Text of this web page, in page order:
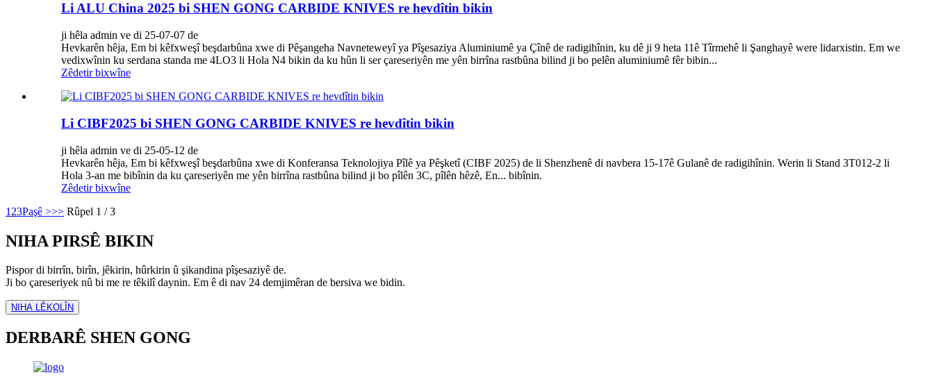
Li ALU China 2025 bi SHEN GONG CARBIDE KNIVES re hevdîtin bikin
ji hêla admin ve di 25-07-07 de
Hevkarên hêja, Em bi kêfxweşî beşdarbûna xwe di Pêşangeha Navneteweyî ya Pîşesaziya Aluminiumê ya Çînê de radigihînin, ku dê ji 9 heta 11ê Tîrmehê li Şanghayê were lidarxistin. Em we
vedixwînin ku serdana standa me 4LO3 li Hola N4 bikin da ku hûn li ser çareseriyên me yên birrîna rastbûna bilind ji bo pelên aluminiumê fêr bibin...
Zêdetir bixwîne
Li CIBF2025 bi SHEN GONG CARBIDE KNIVES re hevdîtin bikin
ji hêla admin ve di 25-05-12 de
Hevkarên hêja, Em bi kêfxweşî beşdarbûna xwe di Konferansa Teknolojiya Pîlê ya Pêşketî (CIBF 2025) de li Shenzhenê di navbera 15-17ê Gulanê de radigihînin. Werin li Stand 3T012-2 li
Hola 3-an me bibînin da ku çareseriyên me yên birrîna rastbûna bilind ji bo pîlên 3C, pîlên hêzê, En... bibînin.
Zêdetir bixwîne
1 23Paşê >>> Rûpel 1 / 3
NIHA PIRSÊ BIKIN
Pispor di birrîn, birîn, jêkirin, hûrkirin û şikandina pîşesaziyê de.
Ji bo çareseriyek nû bi me re têkilî daynin. Em ê di nav 24 demjimêran de bersiva we bidin.
NIHA LÊKOLÎN
DERBARÊ SHEN GONG